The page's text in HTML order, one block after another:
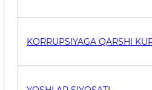
KORRUPSIYAGA QARSHI